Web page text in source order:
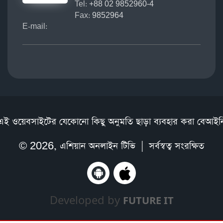
Tel: +88 02 9852960-4
Fax: 9852964
E-mail:
ওয়েবসাইটের যেকোনো কিছু অনুমতি ছাড়া ব্যবহার করা
© 2026, এশিয়ান অনলাইন টিভি| সর্বস্বত্ব সংরক্ষিত
Developed by FUTURE IT